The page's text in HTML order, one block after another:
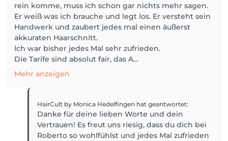
rein komme, muss ich schon gar nichts mehr sagen.
Er weiß was ich brauche und legt los. Er versteht sein
Handwerk und zaubert jedes mal einen äußerst
akkuraten Haarschnitt.
Ich war bisher jedes Mal sehr zufrieden.
Die Tarife sind absolut fair, das A...
Mehr anzeigen
HairCult by Monica Hedelfingen hat geantwortet:
Danke für deine lieben Worte und dein
Vertrauen! Es freut uns riesig, dass du dich bei
Roberto so wohlfühlst und jedes Mal zufrieden